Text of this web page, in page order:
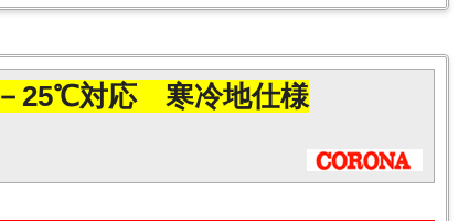
－25℃対応 寒冷地仕様